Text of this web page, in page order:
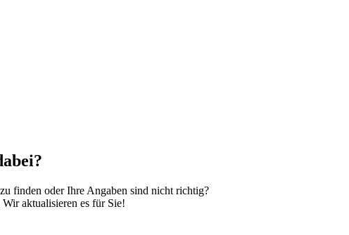
finden oder Ihre Angaben sind nicht richtig?
aktualisieren es für Sie!